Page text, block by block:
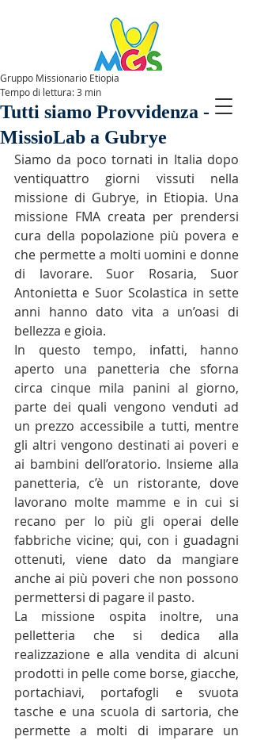
SPAZIOMGS
Tutti siamo Provvidenza -
MissioLab a Gubrye
Gruppo Missionario Etiopia
Tempo di lettura: 3 min
Siamo da poco tornati in Italia dopo
ventiquattro giorni vissuti nella
missione di Gubrye, in Etiopia. Una
missione FMA creata per prendersi
cura della popolazione più povera e
che permette a molti uomini e donne
di lavorare. Suor Rosaria, Suor
Antonietta e Suor Scolastica in sette
anni hanno dato vita a un’oasi di
bellezza e gioia.
In questo tempo, infatti, hanno
aperto una panetteria che sforna
circa cinque mila panini al giorno,
parte dei quali vengono venduti ad
un prezzo accessibile a tutti, mentre
gli altri vengono destinati ai poveri e
ai bambini dell’oratorio. Insieme alla
panetteria, c’è un ristorante, dove
lavorano molte mamme e in cui si
recano per lo più gli operai delle
fabbriche vicine; qui, con i guadagni
ottenuti, viene dato da mangiare
anche ai più poveri che non possono
permettersi di pagare il pasto.
La missione ospita inoltre, una
pelletteria che si dedica alla
realizzazione e alla vendita di alcuni
prodotti in pelle come borse, giacche,
portachiavi, portafogli e svuota
tasche e una scuola di sartoria, che
permette a molti di imparare un